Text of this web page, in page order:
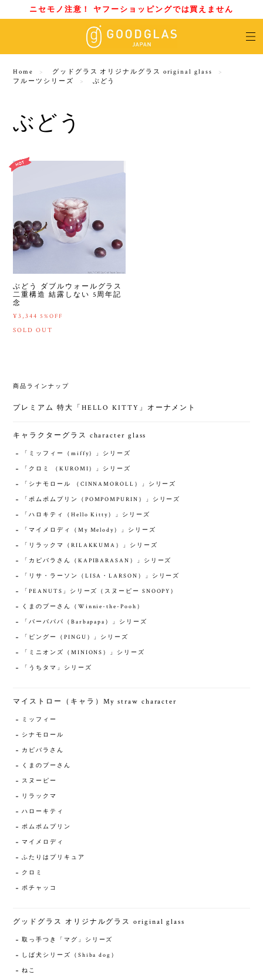
ニセモノ注意！ ヤフーショッピングでは買えません
Home
グッドグラス オリジナルグラス original glass
フルーツシリーズ
ぶどう
ぶどう
ぶどう ダブルウォールグラス
二重構造 結露しない 5周年記
念
¥3,344 5%OFF
SOLD OUT
商品ラインナップ
プレミアム 特大「HELLO KITTY」オーナメント
キャラクターグラス character glass
「ミッフィー（miffy）」シリーズ
「クロミ （KUROMI）」シリーズ
「シナモロール （CINNAMOROLL）」シリーズ
「ポムポムプリン（POMPOMPURIN）」シリーズ
「ハロキティ（‎Hello Kitty）」シリーズ
「マイメロディ（My Melody）」シリーズ
「リラックマ（RILAKKUMA）」シリーズ
「カピバラさん（KAPIBARASAN）」シリーズ
「リサ・ラーソン（LISA・LARSON）」シリーズ
「PEANUTS」シリーズ（スヌーピー SNOOPY）
くまのプーさん（Winnie-the-Pooh）
「バーバパパ（Barbapapa）」シリーズ
「ピングー（PINGU）」シリーズ
「ミニオンズ（MINIONS）」シリーズ
「うちタマ」シリーズ
マイストロー（キャラ）My straw character
ミッフィー
シナモロール
カピバラさん
くまのプーさん
スヌーピー
リラックマ
ハローキティ
ポムポムプリン
マイメロディ
ふたりはプリキュア
クロミ
ポチャッコ
グッドグラス オリジナルグラス original glass
取っ手つき「マグ」シリーズ
しば犬シリーズ（Shiba dog）
ねこ